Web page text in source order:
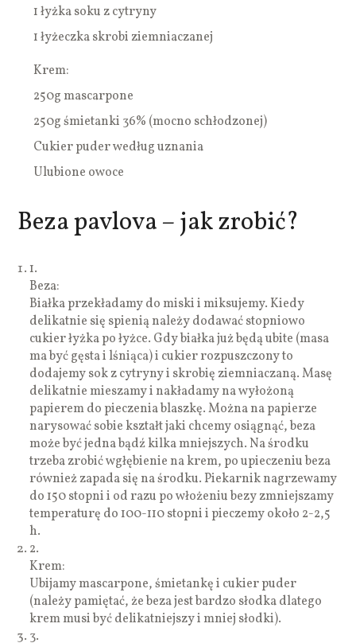
1 łyżka soku z cytryny
1 łyżeczka skrobi ziemniaczanej
Krem:
250g mascarpone
250g śmietanki 36% (mocno schłodzonej)
Cukier puder według uznania
Ulubione owoce
Beza pavlova – jak zrobić?
1.
Beza:
Białka przekładamy do miski i miksujemy. Kiedy
delikatnie się spienią należy dodawać stopniowo
cukier łyżka po łyżce. Gdy białka już będą ubite (masa
ma być gęsta i lśniąca) i cukier rozpuszczony to
dodajemy sok z cytryny i skrobię ziemniaczaną. Masę
delikatnie mieszamy i nakładamy na wyłożoną
papierem do pieczenia blaszkę. Można na papierze
narysować sobie kształt jaki chcemy osiągnąć, beza
może być jedna bądź kilka mniejszych. Na środku
trzeba zrobić wgłębienie na krem, po upieczeniu beza
również zapada się na środku. Piekarnik nagrzewamy
do 150 stopni i od razu po włożeniu bezy zmniejszamy
temperaturę do 100-110 stopni i pieczemy około 2-2,5
h.
2.
Krem:
Ubijamy mascarpone, śmietankę i cukier puder
(należy pamiętać, że beza jest bardzo słodka dlatego
krem musi być delikatniejszy i mniej słodki).
3.